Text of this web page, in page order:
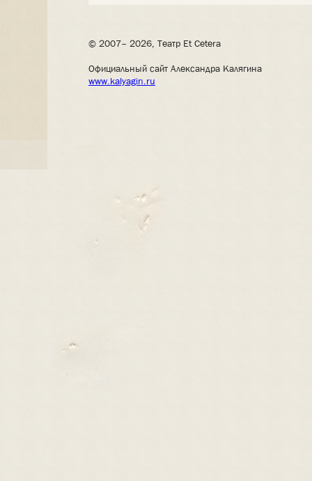
© 2007– 2026, Театр Et Cetera
Официальный сайт Александра Калягина
www.kalyagin.ru